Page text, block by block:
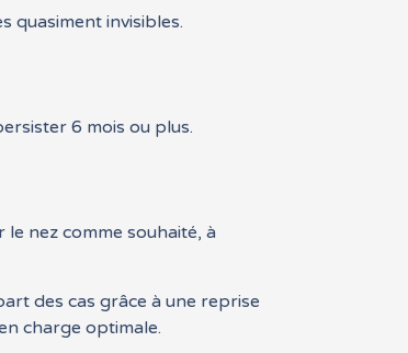
quasiment invisibles.
6 mois ou plus.
nez comme souhaité, à
des cas grâce à une reprise
charge optimale.